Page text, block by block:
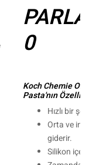
0
Koch Chemie
Pasta'nın
Hızlı bir
Orta ve
giderir.
Silikon